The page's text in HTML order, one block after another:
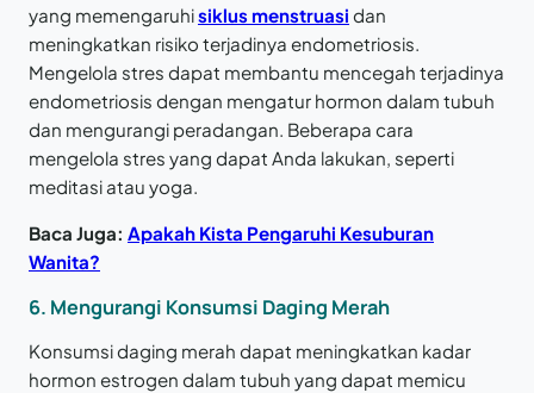
yang memengaruhisiklus menstruasi dan
meningkatkan risiko terjadinya endometriosis.
Mengelola stres dapat membantu mencegah terjadinya
endometriosis dengan mengatur hormon dalam tubuh
dan mengurangi peradangan. Beberapa cara
mengelola stres yang dapat Anda lakukan, seperti
meditasi atau yoga.
Baca Juga: Apakah Kista Pengaruhi Kesuburan
Wanita?
6. Mengurangi Konsumsi Daging Merah
Konsumsi daging merah dapat meningkatkan kadar
hormon estrogen dalam tubuh yang dapat memicu